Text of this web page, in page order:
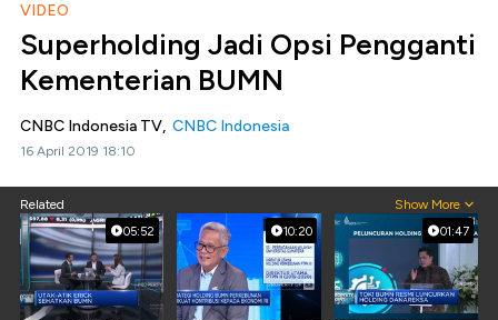
VIDEO
Superholding Jadi Opsi Pengganti
Kementerian BUMN
CNBC Indonesia TV, CNBC Indonesia
16 April 2019 18:10
Related Show More
05:52 10:20 01:47